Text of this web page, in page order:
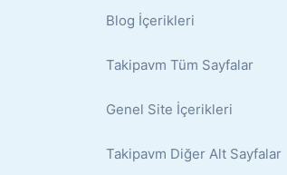
Blog İçerikleri
Takipavm Tüm Sayfalar
Genel Site İçerikleri
Takipavm Diğer Alt Sayfalar